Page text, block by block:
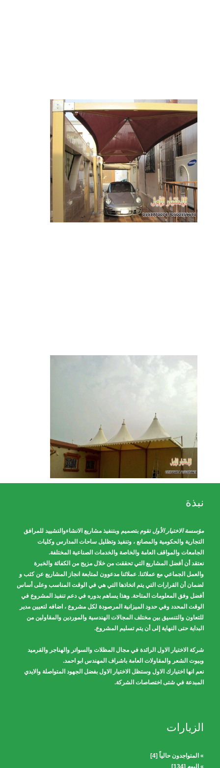
نبذة
مؤسسة الاختيار الأول تقوم بتصميم وبتنفيذ مشاريع الانشاءوالتشييد للمرافق
التجارية والحكومية والمصانع ، وتنفيذ وتظليل ساحات المدارس وكليات
الجامعات والمواقف العامة والخاصة والخدمات الصناعية المختلفة.
نعتقد أن أفضل المشاريع التي تحققت من خلال مزيج من الكفائة والخبرة
والعمل الجماعي مع عملائنا. عملائنا مدعوون لمتابعة انجاز المشاريع عن كثب و
لضمان أن القرارات التي يتم اتخاذها التي هي في الوقت المناسب وعلى أساس
أفضل وفق المعلومات المتاحة. وهذا يساهم بدوره في دعم تنفيذ المشروع في
الوقت المحدد وفي حدود الميزانية المرصودة لكل مشروع ، اضافه لتعيين مدير
للتعاون والتنسيق بين مختلف المجالات الهندسية والموردين والمقاولين من
البداية حتى النهاية إلى أن يتم تسليم المشروع.
شركة الاختيار الاول الرائدة في مجال المظلات والسواتر والهناجر والقرميد
وبيوت الشعر والمقاولات العامة باشراف المهندس ابو احمد.
نعم انها اختيارك الاول وستظل الاختيار الاول بفضل الجهود المتواصلة والايدي
المبدعة في شتى اختصاصات الشركة.
الزيارات
» المتواجدون حالياً [4]
» اليوم [134]